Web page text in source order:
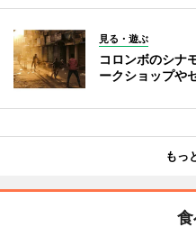
見る・遊ぶ
コロンボのシナ
ークショップや
もっ